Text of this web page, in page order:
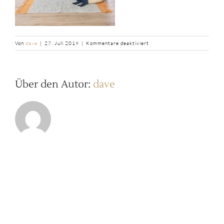
Von dave | 27. Juli 2019 | Kommentare deaktiviert
Über den Autor: dave